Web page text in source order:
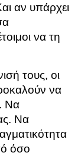
αν υπάρχει
να τη
τους, οι
να
Να
Να
όσο